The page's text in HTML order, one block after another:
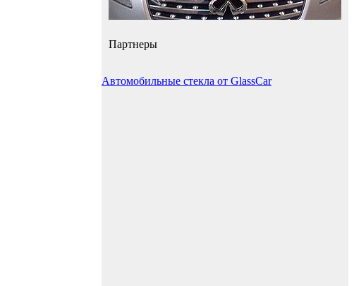
Партнеры
Автомобильные стекла от GlassCar